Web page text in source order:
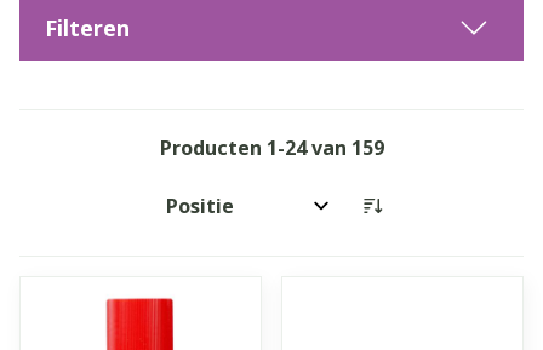
Filteren
Producten 1-24van 159
Sorteer op: